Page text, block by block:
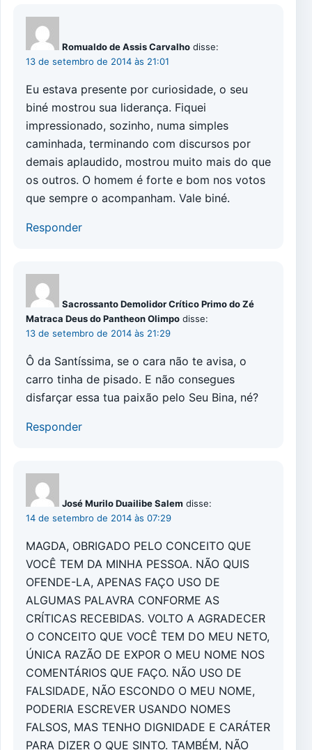
Romualdo de Assis Carvalho disse:
13 de setembro de 2014 às 21:01
Eu estava presente por curiosidade, o seu
biné mostrou sua liderança. Fiquei
impressionado, sozinho, numa simples
caminhada, terminando com discursos por
demais aplaudido, mostrou muito mais do que
os outros. O homem é forte e bom nos votos
que sempre o acompanham. Vale biné.
Responder
Sacrossanto Demolidor Crítico Primo do Zé
Matraca Deus do Pantheon Olimpo disse:
13 de setembro de 2014 às 21:29
Ô da Santíssima, se o cara não te avisa, o
carro tinha de pisado. E não consegues
disfarçar essa tua paixão pelo Seu Bina, né?
Responder
José Murilo Duailibe Salem disse:
14 de setembro de 2014 às 07:29
MAGDA, OBRIGADO PELO CONCEITO QUE
VOCÊ TEM DA MINHA PESSOA. NÃO QUIS
OFENDE-LA, APENAS FAÇO USO DE
ALGUMAS PALAVRA CONFORME AS
CRÍTICAS RECEBIDAS. VOLTO A AGRADECER
O CONCEITO QUE VOCÊ TEM DO MEU NETO,
ÚNICA RAZÃO DE EXPOR O MEU NOME NOS
COMENTÁRIOS QUE FAÇO. NÃO USO DE
FALSIDADE, NÃO ESCONDO O MEU NOME,
PODERIA ESCREVER USANDO NOMES
FALSOS, MAS TENHO DIGNIDADE E CARÁTER
PARA DIZER O QUE SINTO. TAMBÉM, NÃO